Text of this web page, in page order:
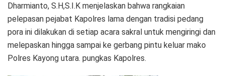
Dharmianto, S.H,S.I.K menjelaskan bahwa rangkaian
pelepasan pejabat Kapolres lama dengan tradisi pedang
pora ini dilakukan di setiap acara sakral untuk mengiringi dan
melepaskan hingga sampai ke gerbang pintu keluar mako
Polres Kayong utara. pungkas Kapolres.